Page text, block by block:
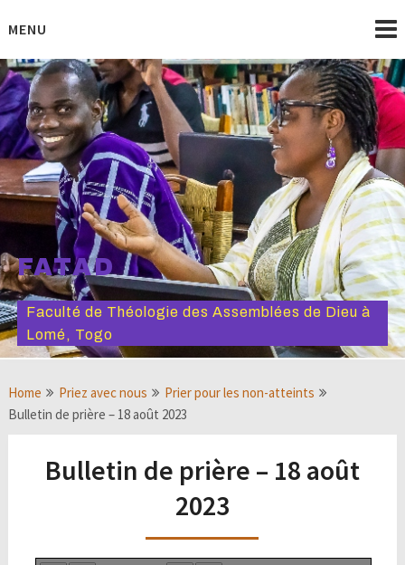
toMENU
FATAD
Faculté de Théologie des Assemblées de Dieu à
Lomé, Togo
Home Priez avec nous
Prier pour les non-atteints
Bulletin de prière – 18 août 2023
Bulletin de prière – 18 août
2023